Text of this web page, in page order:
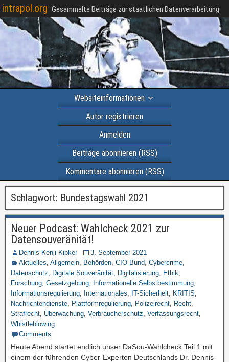
intrapol.org Gesammelte Beiträge zur staatlichen Datenverarbeitung
Websiteinformationen
Autor registrieren
Anmelden
Beiträge abonnieren (RSS)
Kommentare abonnieren (RSS)
Schlagwort: Bundestagswahl 2021
Neuer Podcast: Wahlcheck 2021 zur
Datensouveränität!
Dennis-Kenji Kipker
3. September 2021
Aktuelles, Allgemein, Behörden, CIO-Bund, Cybercrime,
Datenschutz, Digitale Souveränität, Digitalisierung, Ethik,
Forschung, Gesetzgebung, Informationelle Selbstbestimmung,
Informationsregulierung, Internationales, IT-Sicherheit, KRITIS,
Nachrichtendienste, Plattformregulierung, Polizeirecht, Recht,
Strafrecht, Überwachung, Verbraucherschutz, Verfassungsrecht,
Whistleblowing
Comments
Heute Abend startet endlich unser DaSou-Wahlcheck Teil 1 mit
einem der führenden Cyber-Experten Deutschlands Dr. Dennis-